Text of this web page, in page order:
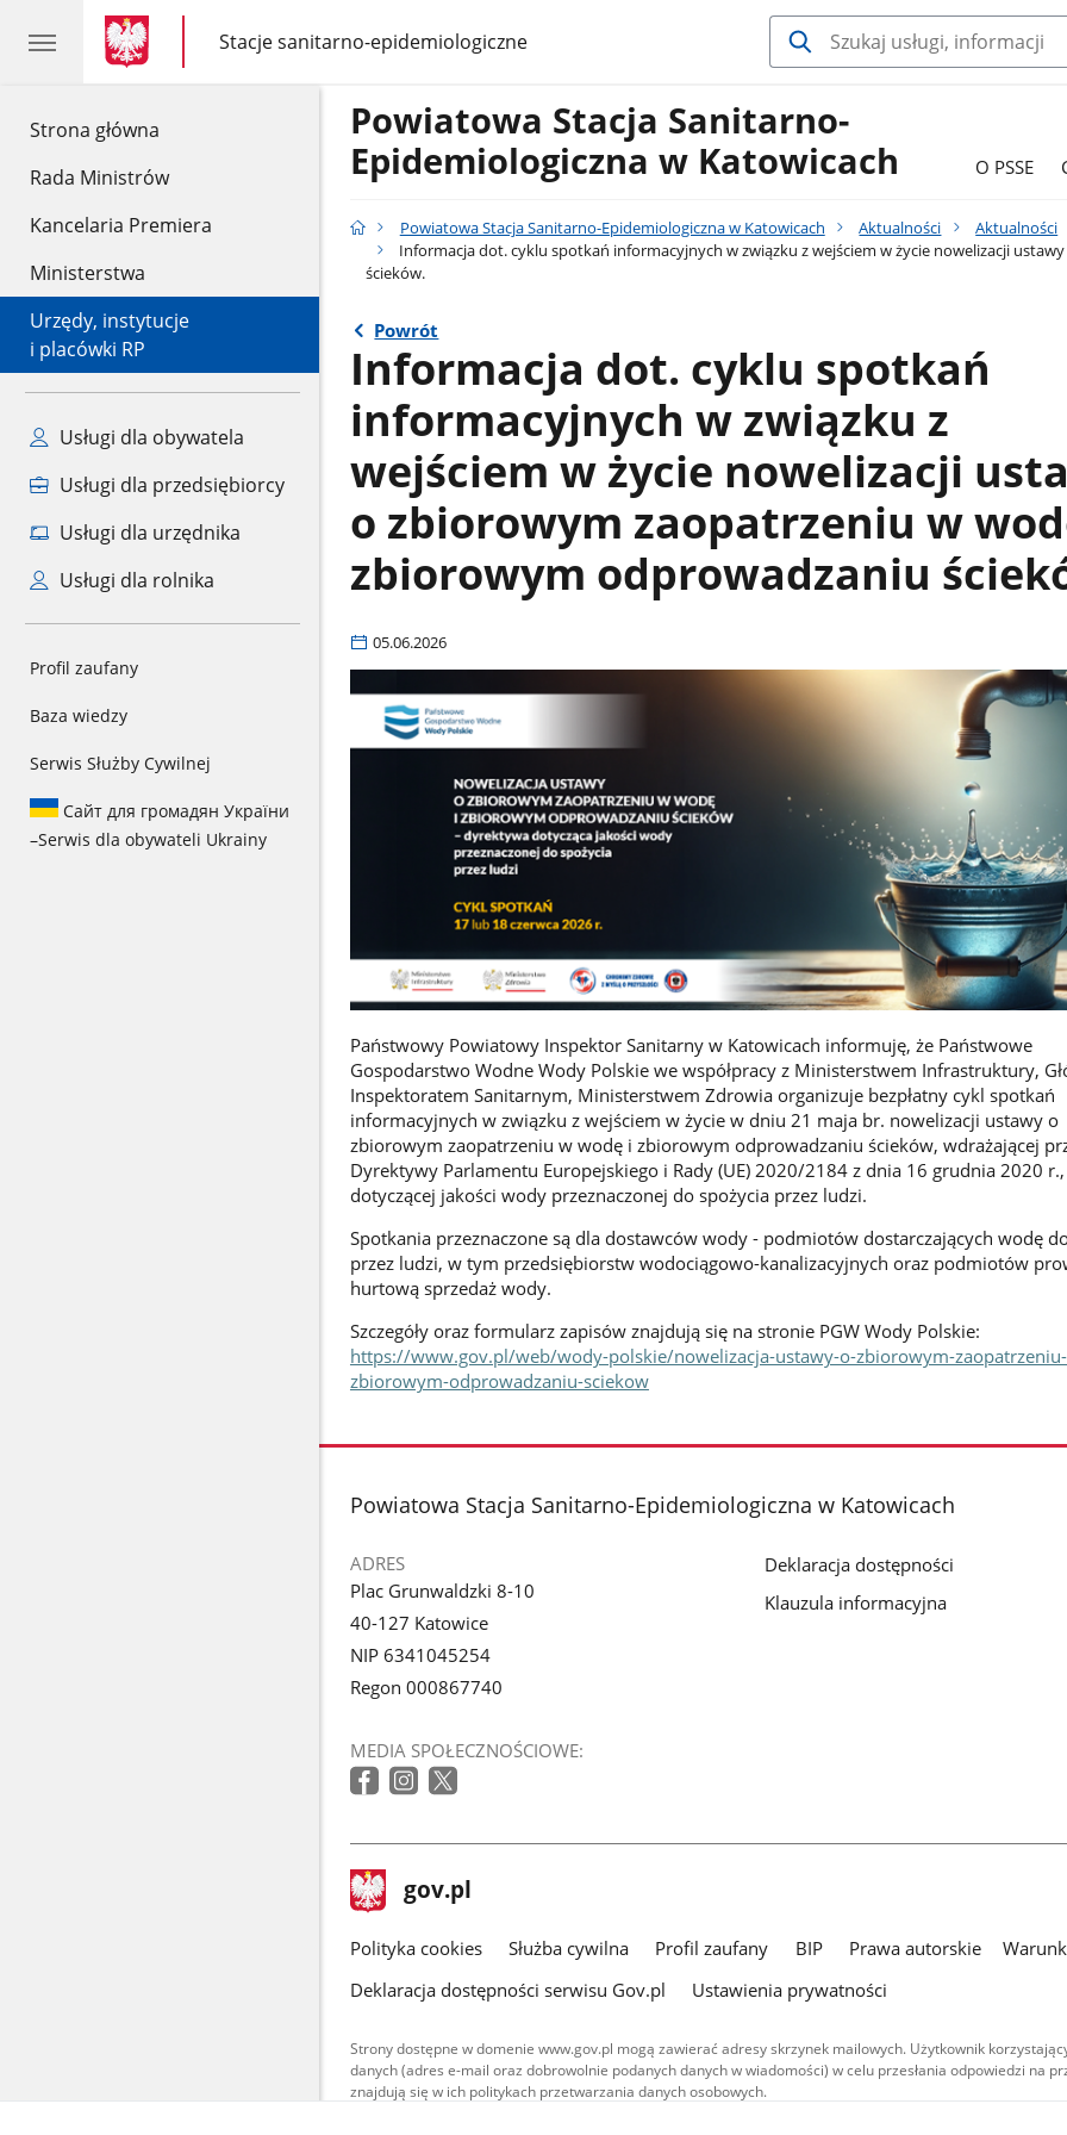
Strona główna
Rada Ministrów
Kancelaria Premiera
Ministerstwa
Urzędy, instytucje
i placówki RP
Usługi dla obywatela
Usługi dla przedsiębiorcy
Usługi dla urzędnika
Usługi dla rolnika
Profil zaufany
Baza wiedzy
Serwis Służby Cywilnej
Сайт для громадян України
–Serwis dla obywateli Ukrainy
gov.pl
gov.pl
Stacje sanitarno-epidemiologiczne
gov.pl
Stacje
sanitarno-
epidemiologiczne
Powiatowa Stacja Sanitarno-
Epidemiologiczna w Katowicach
O PSSE
Powiatowa Stacja Sanitarno-Epidemiologiczna w Katowicach Aktualności
Aktualności
Informacja dot. cyklu spotkań informacyjnych w związku z wejściem w życie nowelizacji
ścieków.
Powrót
Informacja dot. cyklu spotkań
informacyjnych w związku z
wejściem w życie nowelizacji
o zbiorowym zaopatrzeniu w
zbiorowym odprowadzaniu
05.06.2026
Państwowy Powiatowy Inspektor Sanitarny w Katowicach informuję, że Państwowe
Gospodarstwo Wodne Wody Polskie we współpracy z Ministerstwem Infrastruktury,
Inspektoratem Sanitarnym, Ministerstwem Zdrowia organizuje bezpłatny cykl spotkań
informacyjnych w związku z wejściem w życie w dniu 21 maja br. nowelizacji ustawy o
zbiorowym zaopatrzeniu w wodę i zbiorowym odprowadzaniu ścieków, wdrażającej
Dyrektywy Parlamentu Europejskiego i Rady (UE) 2020/2184 z dnia 16 grudnia 2020 r.,
dotyczącej jakości wody przeznaczonej do spożycia przez ludzi.
Spotkania przeznaczone są dla dostawców wody - podmiotów dostarczających wodę
przez ludzi, w tym przedsiębiorstw wodociągowo-kanalizacyjnych oraz podmiotów
hurtową sprzedaż wody.
Szczegóły oraz formularz zapisów znajdują się na stronie PGW Wody Polskie:
https://www.gov.pl/web/wody-polskie/nowelizacja-ustawy-o-zbiorowym-
zbiorowym-odprowadzaniu-sciekow
stopka
Powiatowa Stacja Sanitarno-Epidemiologiczna w Katowicach
ADRES
Plac Grunwaldzki 8-10
40-127 Katowice
NIP 6341045254
Regon 000867740
MEDIA SPOŁECZNOŚCIOWE:
Deklaracja dostępności
Klauzula informacyjna
stopka
gov.pl Strona
gov.pl
gov.pl
Polityka cookies Służba cywilna Profil zaufany BIP Prawa autorskie
Deklaracja dostępności serwisu Gov.pl
Ustawienia prywatności
Strony dostępne w domenie www.gov.pl mogą zawierać adresy skrzynek mailowych. Użytkownik
danych (adres e-mail oraz dobrowolnie podanych danych w wiadomości) w celu przesłania odpowiedzi na
znajdują się w ich politykach przetwarzania danych osobowych.